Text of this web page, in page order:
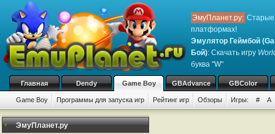
ЭмуПланет.ру: Старые
платформах!
Эмулятор Геймбой
Бой): Скачать игру
буква "W"
Главная Dendy Game Boy GBAdvance GBColor
Game Boy Программы для запуска игр Рейтинг игр Обзоры Игры: # A
ЭмуПланет.ру